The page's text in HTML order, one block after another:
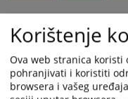
Ured
Predsjednik suda
periodu od 13:00 sati.
Korištenje
Ova web stranica koristi
pohranjivati i koristiti
browsera i vašeg